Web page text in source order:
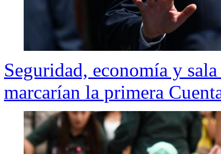
Seguridad, economía y
marcarían la primera